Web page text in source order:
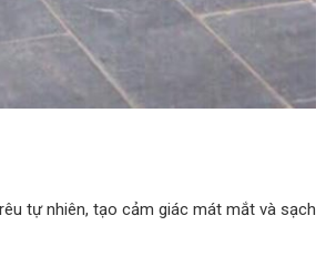
tự nhiên, tạo cảm giác mát mắt và sạch